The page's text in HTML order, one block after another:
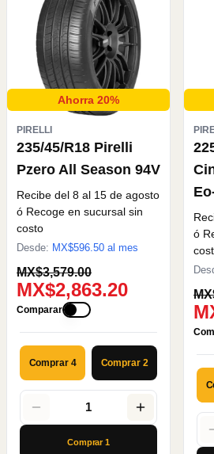
Ahorra 20%
PIRELLI
235/45/R18 Pirelli
Pzero All Season 94V
Recibe del 8 al 15 de agosto
ó Recoge en sucursal sin
costo
Desde: MX$596.50 al mes
MX$3,579.00
MX$2,863.20
Comparar
Comprar 4 Comprar 2
1
Comprar1
ó